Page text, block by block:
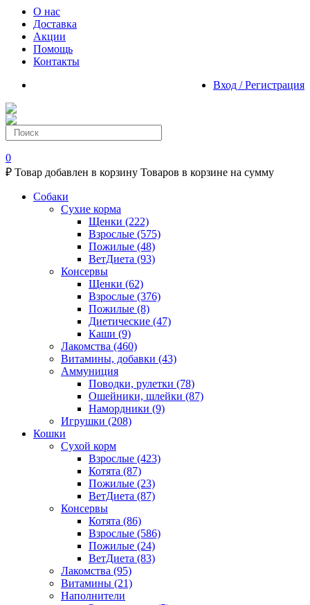
О нас
Доставка
Акции
Помощь
Контакты
Вход / Регистрация
0
₽ Товар добавлен в корзину Товаров в корзине на сумму
Собаки
Сухие корма
Щенки (222)
Взрослые (575)
Пожилые (48)
ВетДиета (93)
Консервы
Щенки (62)
Взрослые (376)
Пожилые (8)
Диетические (47)
Каши (9)
Лакомства (460)
Витамины, добавки (43)
Аммуниция
Поводки, рулетки (78)
Ошейники, шлейки (87)
Намордники (9)
Игрушки (208)
Кошки
Сухой корм
Взрослые (423)
Котята (87)
Пожилые (23)
ВетДиета (87)
Консервы
Котята (86)
Взрослые (586)
Пожилые (24)
ВетДиета (83)
Лакомства (95)
Витамины (21)
Наполнители